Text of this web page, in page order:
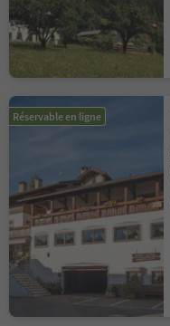
Réservable en ligne